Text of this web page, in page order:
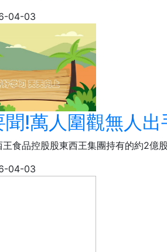
04-03
聞!萬人圍觀無人
王食品控股股東西王集團持有的約2億
04-03